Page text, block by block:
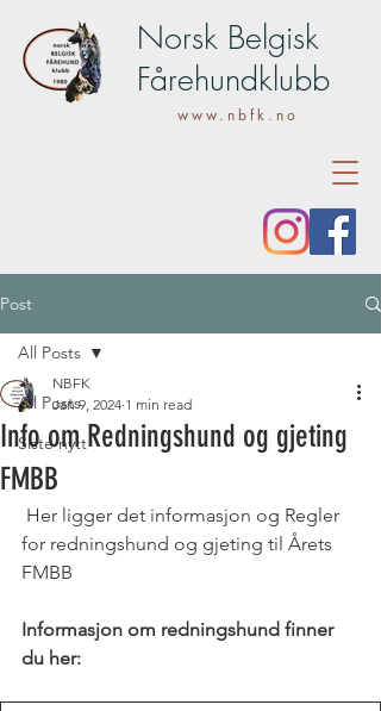
Norsk Belgisk
Fårehundklubb
www.nbfk.no
Post
All Posts
Siste nytt
All Posts
Info om Redningshund og gjeting
FMBB
NBFK
Jan 9, 2024 1 min read
for redningshund og gjeting til Årets
FMBB
Informasjon om redningshund finner
du her: